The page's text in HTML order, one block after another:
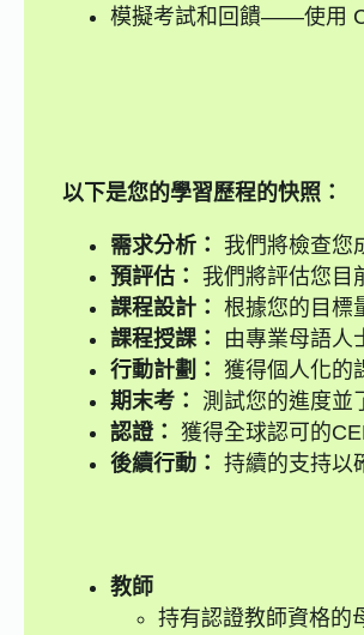
模擬考試和回饋——使用
以下是您的學習歷程的快照：
需求分析：
我們將檢查您
預評估：
我們將評估您目
課程設計： 根據您的目標
課程授課：
由專業母語人
行動計劃： 獲得個人化的
期末考：
測試您的進度並
認證： 獲得全球認可的
後續行動： 持續的支持以
教師
持有認證教師資格的